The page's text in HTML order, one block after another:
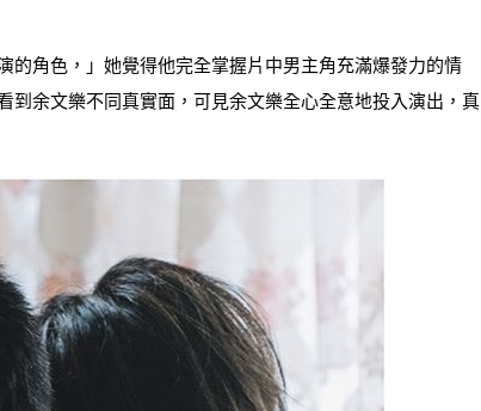
角色，」她覺得他完全掌握片中男主角充滿爆發力的情
余文樂不同真實面，可見余文樂全心全意地投入演出，真